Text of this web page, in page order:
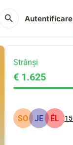
search Autentificare
Strânși
€ 1.625
SO JE ÉL 15